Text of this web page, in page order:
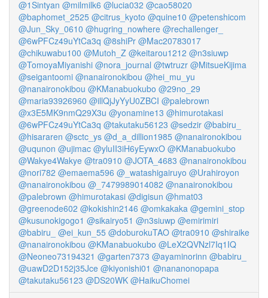
@1Sintyan @milmilk6 @lucia032 @cao58020
@baphomet_2525 @citrus_kyoto @quine10 @petenshicom
@Jun_Sky_0610 @hugring_nowhere @rechallenger_
@6wPFCz49uYtCa3q @8shiPr @Mac20783017
@chikuwabu100 @Mutoh_Z @keitarou1212 @n3siuwp
@TomoyaMiyanishi @nora_journal @twtruzr @MitsueKijima
@seigantoomi @nanaironokibou @hei_mu_yu
@nanaironokibou @KManabuokubo @29no_29
@maria93926960 @illQjJyYyU0ZBCI @palebrown
@x3E5MK9nmQ29X3u @yonamine13 @himurotakasi
@6wPFCz49uYtCa3q @takutaku56123 @sedzir @babiru_
@hisararen @sctc_ys @d_a_dillion1985 @nanaironokibou
@uqunon @ujimac @yluII3iH6yEywxO @KManabuokubo
@Wakye4Wakye @tra0910 @JOTA_4683 @nanaironokibou
@nori782 @emaema596 @_watashigairuyo @Urahiroyon
@nanaironokibou @_7479989014082 @nanaironokibou
@palebrown @himurotakasi @digisun @hmat03
@greenode602 @kokishin2146 @omkakaka @gemini_stop
@kusunokigogo1 @sikairyo51 @n3siuwp @emirimiri
@babiru_
@ei_kun_55 @doburokuTAO @tra0910 @shiraike
@nanaironokibou @KManabuokubo @LeX2QVNzl7Iq1IQ
@Neoneo73194321 @garten7373 @ayaminorinn @babiru_
@uawD2D152j35Jce @kiyonishi01 @nananonopapa
@takutaku56123 @DS20WK @HaikuChomei